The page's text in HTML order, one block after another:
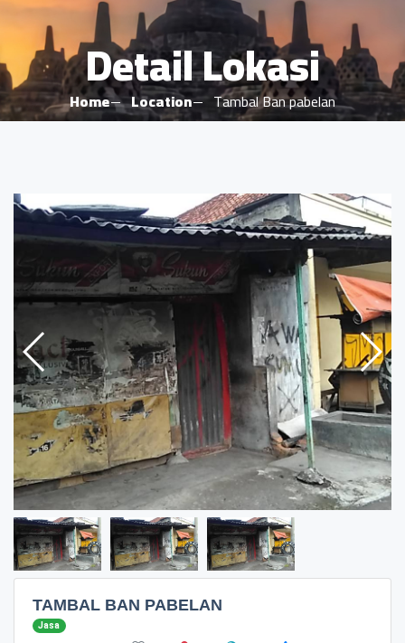
Detail Lokasi
Home Location Tambal Ban pabelan
TAMBAL BAN PABELAN
Jasa